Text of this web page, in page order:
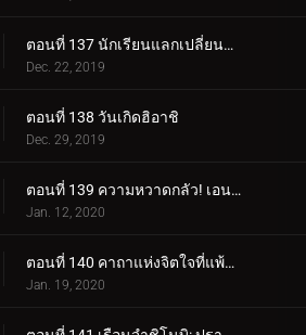
ตอนที่ 137 นักเรียนแลกเปลี่ยนซามูไร
Dec. 22, 2019
ตอนที่ 138 วันเกิดฮิอาชิ
Dec. 29, 2019
ตอนที่ 139 ความหวาดกลัว! เอนโกะ โอนิคุมะ!
Jan. 12, 2020
ตอนที่ 140 คาถาแห่งจิตใจที่แพ้มันฝรั่งทอด
Jan. 19, 2020